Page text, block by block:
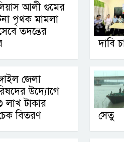
আলী গুমের
পৃথক মামলা
তদন্তের
দাবি
জেলা
উদ্যোগে
লাখ টাকার
বিতরণ
সেতু